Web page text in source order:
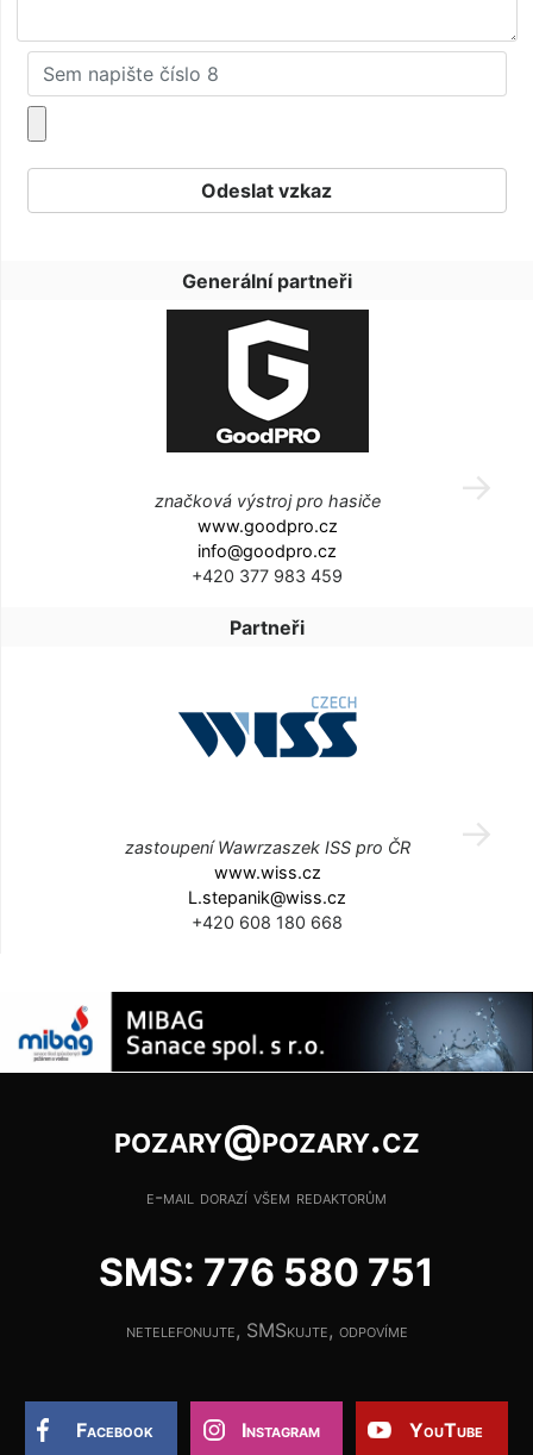
Generální partneři
značková výstroj pro hasiče
www.goodpro.cz
info@goodpro.cz
+420 377 983 459
Partneři
zastoupení Wawrzaszek ISS pro ČR
www.wiss.cz
L.stepanik@wiss.cz
+420 608 180 668
pozary@pozary.cz
e-mail dorazí všem redaktorům
SMS: 776 580 751
netelefonujte, SMSkujte, odpovíme
Facebook Instagram YouTube